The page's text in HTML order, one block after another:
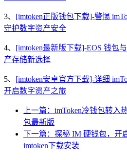
3、 [imtoken正版钱包下载]-警惕
守护数字资产安全
4、 [imtoken最新版下载]-EOS 钱包
产存储新选择
5、 [imtoken安卓官方下载]-详细
开启数字资产之旅
上一篇：imToken冷钱包转入
包最新版
下一篇：探秘 IM 硬钱包，开
imtoken下载安装